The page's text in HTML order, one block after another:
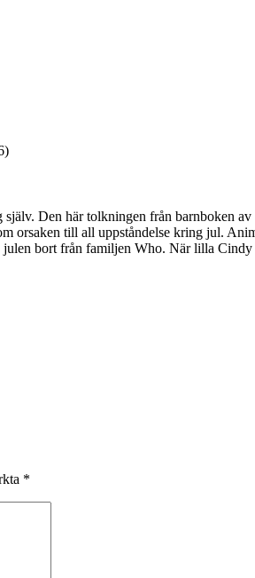
Den här tolkningen från barnboken
orsaken till all uppståndelse kring jul.
bort från familjen Who. När lilla
*